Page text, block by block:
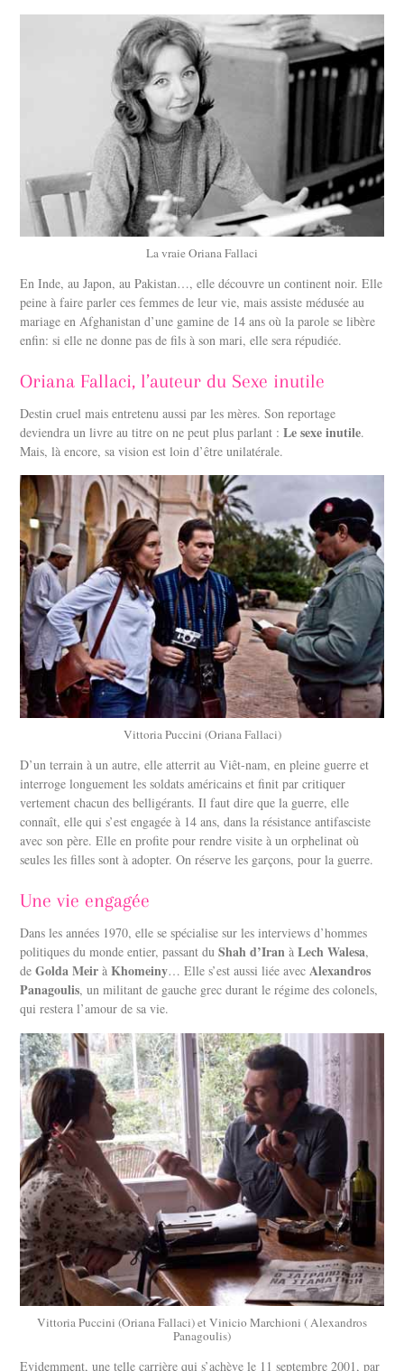
La vraie Oriana Fallaci
En Inde, au Japon, au Pakistan…, elle découvre un continent noir. Elle
peine à faire parler ces femmes de leur vie, mais assiste médusée au
mariage en Afghanistan d’une gamine de 14 ans où la parole se libère
enfin: si elle ne donne pas de fils à son mari, elle sera répudiée.
Oriana Fallaci, l’auteur du Sexe inutile
Destin cruel mais entretenu aussi par les mères. Son reportage
deviendra un livre au titre on ne peut plus parlant :Le sexe inutile.
Mais, là encore, sa vision est loin d’être unilatérale.
Vittoria Puccini (Oriana Fallaci)
D’un terrain à un autre, elle atterrit au Viêt-nam, en pleine guerre et
interroge longuement les soldats américains et finit par critiquer
vertement chacun des belligérants. Il faut dire que la guerre, elle
connaît, elle qui s’est engagée à 14 ans, dans la résistance antifasciste
avec son père. Elle en profite pour rendre visite à un orphelinat où
seules les filles sont à adopter. On réserve les garçons, pour la guerre.
Une vie engagée
Dans les années 1970, elle se spécialise sur les interviews d’hommes
politiques du monde entier, passant duShah d’Iran àLech Walesa,
deGolda Meir àKhomeiny… Elle s’est aussi liée avecAlexandros
Panagoulis, un militant de gauche grec durant le régime des colonels,
qui restera l’amour de sa vie.
Vittoria Puccini (Oriana Fallaci) et Vinicio Marchioni ( Alexandros
Panagoulis)
Evidemment, une telle carrière qui s’achève le 11 septembre 2001, par